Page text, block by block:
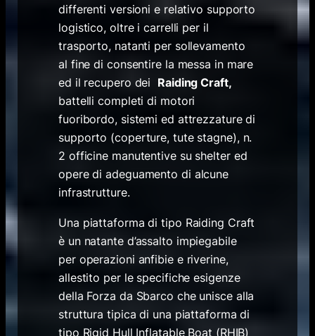
differenti versioni e relativo supporto
logistico, oltre i carrelli per il
trasporto, natanti per sollevamento
al fine di consentire la messa in mare
ed il recupero dei Raiding Craft,
battelli completi di motori
fuoribordo, sistemi ed attrezzature di
supporto (coperture, tute stagne), n.
2 officine manutentive su shelter ed
opere di adeguamento di alcune
infrastrutture.
Una piattaforma di tipo Raiding Craft
è un natante d’assalto impiegabile
per operazioni anfibie e riverine,
allestito per le specifiche esigenze
della Forza da Sbarco che unisce alla
struttura tipica di una piattaforma di
tipo Rigid Hull Inflatable Boat (RHIB)